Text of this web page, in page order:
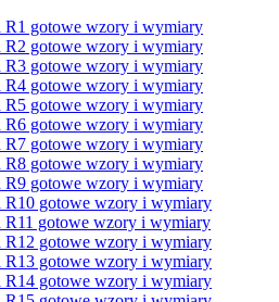
R1 gotowe wzory i wymiary
R2 gotowe wzory i wymiary
R3 gotowe wzory i wymiary
R4 gotowe wzory i wymiary
R5 gotowe wzory i wymiary
R6 gotowe wzory i wymiary
R7 gotowe wzory i wymiary
R8 gotowe wzory i wymiary
R9 gotowe wzory i wymiary
R10 gotowe wzory i wymiary
R11 gotowe wzory i wymiary
R12 gotowe wzory i wymiary
R13 gotowe wzory i wymiary
R14 gotowe wzory i wymiary